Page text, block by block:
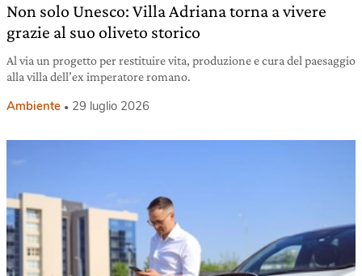
Non solo Unesco: Villa Adriana torna a vivere
grazie al suo oliveto storico
Al via un progetto per restituire vita, produzione e cura del paesaggio
alla villa dell’ex imperatore romano.
Ambiente 29 luglio 2026